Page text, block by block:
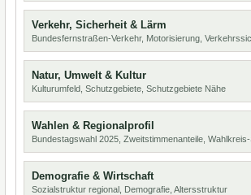
Verkehr, Sicherheit & Lärm
Bundesfernstraßen-Verkehr, Motorisierung,
Natur, Umwelt & Kultur
Kulturumfeld, Schutzgebiete, Schutzgebiete Nähe
Wahlen & Regionalprofil
Bundestagswahl 2025, Zweitstimmenanteile,
Demografie & Wirtschaft
Sozialstruktur regional, Demografie, Altersstruktur